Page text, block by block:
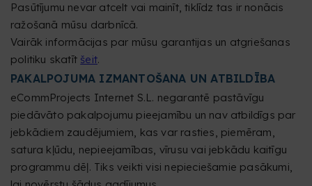
Pasūtījumu nevar atcelt vai mainīt, tiklīdz tas ir nonācis
ražošanā mūsu darbnīcā.
Vairāk informācijas par mūsu garantijas un atgriešanas
politiku skatīt šeit.
PAKALPOJUMA IZMANTOŠANA UN ATBILDĪBA
eCommProjects Internet S.L. negarantē pastāvīgu
piedāvāto pakalpojumu pieejamību un nav atbildīgs par
jebkādiem zaudējumiem, kas var rasties, piemēram,
satura kļūdu, nepieejamības, vīrusu vai jebkādu kaitīgu
programmu dēļ. Tiks veikti visi nepieciešamie pasākumi,